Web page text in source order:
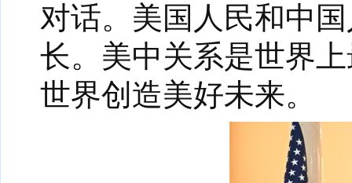
对话。美国人民和中
长。美中关系是世界
世界创造美好未来。